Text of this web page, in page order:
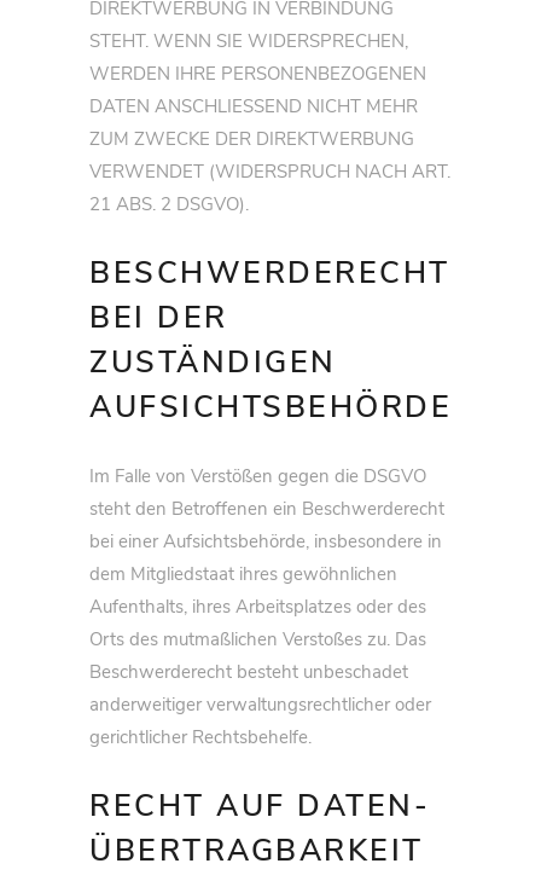
DIREKTWERBUNG IN VERBINDUNG
STEHT. WENN SIE WIDERSPRECHEN,
WERDEN IHRE PERSONENBEZOGENEN
DATEN ANSCHLIESSEND NICHT MEHR
ZUM ZWECKE DER DIREKTWERBUNG
VERWENDET (WIDERSPRUCH NACH ART.
21 ABS. 2 DSGVO).
BESCHWERDE­RECHT
BEI DER
ZUSTÄNDIGEN
AUFSICHTS­BEHÖRDE
Im Falle von Verstößen gegen die DSGVO
steht den Betroffenen ein Beschwerderecht
bei einer Aufsichtsbehörde, insbesondere in
dem Mitgliedstaat ihres gewöhnlichen
Aufenthalts, ihres Arbeitsplatzes oder des
Orts des mutmaßlichen Verstoßes zu. Das
Beschwerderecht besteht unbeschadet
anderweitiger verwaltungsrechtlicher oder
gerichtlicher Rechtsbehelfe.
RECHT AUF DATEN­
ÜBERTRAG­BARKEIT